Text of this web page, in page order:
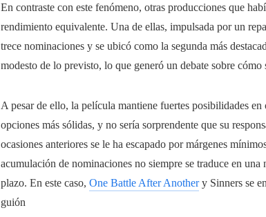
En contraste con este fenómeno, otras producciones que
rendimiento equivalente. Una de ellas, impulsada por un
trece nominaciones y se ubicó como la segunda más
modesto de lo previsto, lo que generó un debate sobre
A pesar de ello, la película mantiene fuertes posibilidades
opciones más sólidas, y no sería sorprendente que su
ocasiones anteriores se le ha escapado por márgenes
acumulación de nominaciones no siempre se traduce en
plazo. En este caso, One Battle After Anothery Sinners se
guión